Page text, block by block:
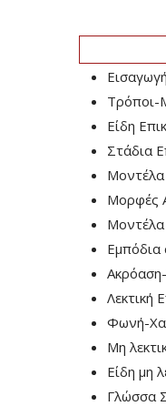
Τρόποι-
Είδη
Στάδια
Μοντέλα
Μορφές
Μοντέλα
Εμπόδια
Λεκτική
Φωνή-
Μη
Είδη μη
Γλώσσα